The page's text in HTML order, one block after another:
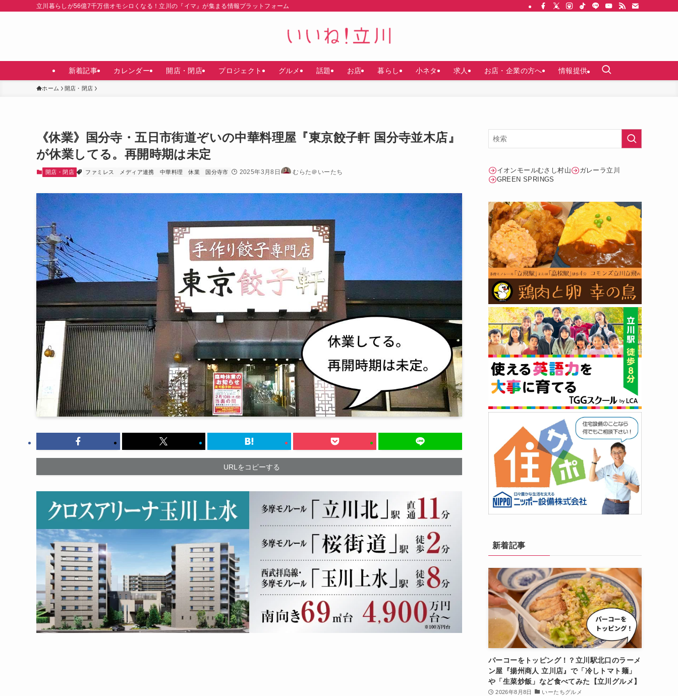
立川暮らしが56億7千万倍オモシロくなる！立川の『イマ』が集まる情報プラットフォーム
新着記事 カレンダー 開店・閉店 プロジェクト グルメ 話題 お店 暮らし 小ネタ 求人 お店・企業の方へ 情報提供
ホーム 開店・閉店
《休業》国分寺・五日市街道ぞいの中華料理屋『東京餃子軒 国分寺並木店』
が休業してる。再開時期は未定
開店・閉店 ファミレス メディア連携 中華料理 休業 国分寺市 2025年3月8日 むらた＠いーたち
URLをコピーする
イオンモールむさし村山
ガレーラ立川
GREEN SPRINGS
新着記事
パーコーをトッピング！？立川駅北口のラーメ
ン屋『揚州商人 立川店』で「冷しトマト麺」
や「生菜炒飯」など食べてみた【立川グルメ】
2026年8月8日 いーたちグルメ